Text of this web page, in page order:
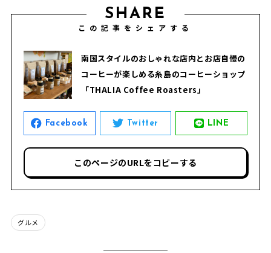
SHARE
この記事をシェアする
南国スタイルのおしゃれな店内とお店自慢の
コーヒーが楽しめる糸島のコーヒーショップ
「THALIA Coffee Roasters」
Facebook Twitter LINE
このページのURLをコピーする
グルメ